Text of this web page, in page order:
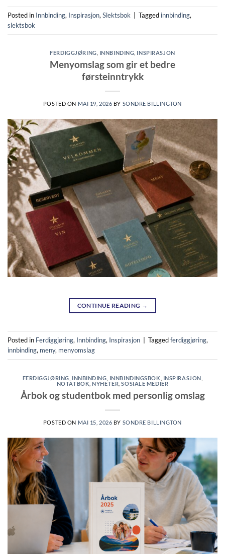
Posted in Innbinding, Inspirasjon, Slektsbok Tagged innbinding,
slektsbok
FERDIGGJØRING INNBINDING INSPIRASJON
Menyomslag som gir et bedre
førsteinntrykk
POSTED ON MAI 19, 2026 BY SONDRE BILLINGTON
CONTINUE READING →
Posted in Ferdiggjøring, Innbinding, Inspirasjon Taggedferdiggjøring,
innbinding, meny, menyomslag
FERDIGGJØRING INNBINDING INNBINDINGSBOK INSPIRASJON
NOTATBOK ,NYHETER ,SOSIALE MEDIER
Årbok og studentbok med personlig omslag
POSTED ON MAI 15, 2026 BY SONDRE BILLINGTON